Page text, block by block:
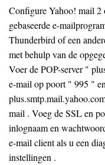
Configure Yahoo! mail 2
gebaseerde e-
Thunderbird of een
met behulp van de
Voer de POP-server "
e-mail op poort " 995 "
mail . Voeg de SSL en
inlognaam en
e-mail client als u een
instellingen .